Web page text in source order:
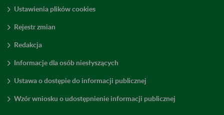
Ustawienia plików cookies
Rejestr zmian
Redakcja
Informacje dla osób niesłyszących
Ustawa o dostępie do informacji publicznej
Wzór wniosku o udostępnienie informacji publicznej